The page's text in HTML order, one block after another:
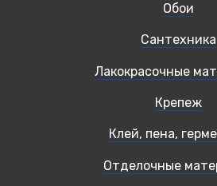
Обои
Сантехника
Лакокрасочные
Крепеж
Клей, пена,
Отделочные